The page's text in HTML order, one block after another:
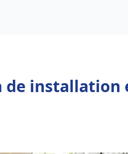
de installation